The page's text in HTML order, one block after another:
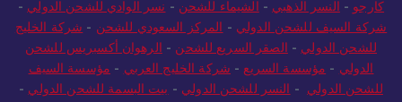
كارجو-النسر الذهبي-الشيماء للشحن -نسر الوادي للشحن الدولي-
شركة السيف للشحن الدولي -المركز السعودي للشحن -شركة الخليج
للشحن الدولي-الصقر السريع للشحن -الرهوان أكسبريس للشحن
الدولي-مؤسسة السريع - شركة الخليج العربي- مؤسسة السيف
للشحن الدولي-النسر للشحن الدولي -بيت البسمة للشحن الدولي-